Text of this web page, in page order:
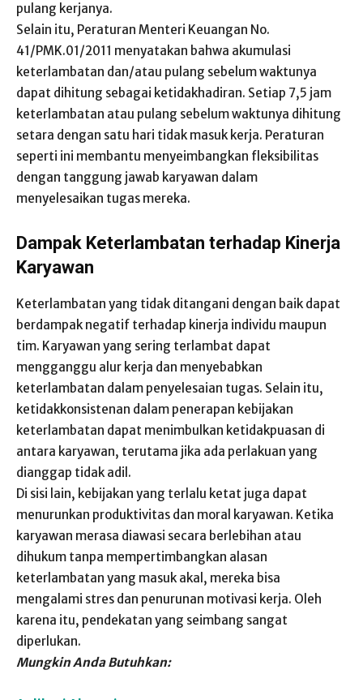
pulang kerjanya.
Selain itu, Peraturan Menteri Keuangan No.
41/PMK.01/2011 menyatakan bahwa akumulasi
keterlambatan dan/atau pulang sebelum waktunya
dapat dihitung sebagai ketidakhadiran. Setiap 7,5 jam
keterlambatan atau pulang sebelum waktunya dihitung
setara dengan satu hari tidak masuk kerja. Peraturan
seperti ini membantu menyeimbangkan fleksibilitas
dengan tanggung jawab karyawan dalam
menyelesaikan tugas mereka.
Dampak Keterlambatan terhadap Kinerja
Karyawan
Keterlambatan yang tidak ditangani dengan baik dapat
berdampak negatif terhadap kinerja individu maupun
tim. Karyawan yang sering terlambat dapat
mengganggu alur kerja dan menyebabkan
keterlambatan dalam penyelesaian tugas. Selain itu,
ketidakkonsistenan dalam penerapan kebijakan
keterlambatan dapat menimbulkan ketidakpuasan di
antara karyawan, terutama jika ada perlakuan yang
dianggap tidak adil.
Di sisi lain, kebijakan yang terlalu ketat juga dapat
menurunkan produktivitas dan moral karyawan. Ketika
karyawan merasa diawasi secara berlebihan atau
dihukum tanpa mempertimbangkan alasan
keterlambatan yang masuk akal, mereka bisa
mengalami stres dan penurunan motivasi kerja. Oleh
karena itu, pendekatan yang seimbang sangat
diperlukan.
Mungkin Anda Butuhkan: